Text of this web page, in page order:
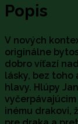
Popis
V nových
originálne
dobro víťazí
lásky, bez toho
hlavy. Hlúpy
inému drakovi,